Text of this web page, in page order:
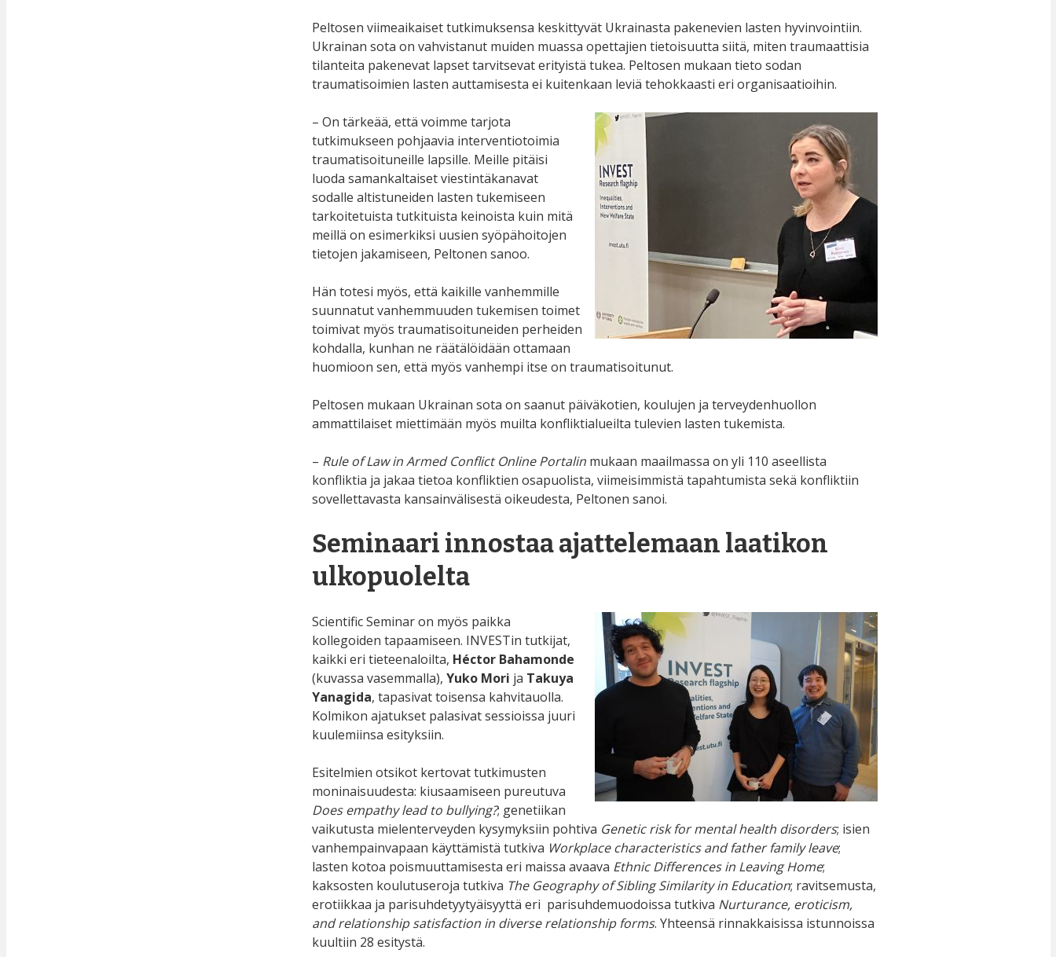
Peltosen viimeaikaiset tutkimuksensa keskittyvät Ukrainasta pakenevien lasten hyvinvointiin.
Ukrainan sota on vahvistanut muiden muassa opettajien tietoisuutta siitä, miten traumaattisia
tilanteita pakenevat lapset tarvitsevat erityistä tukea. Peltosen mukaan tieto sodan
traumatisoimien lasten auttamisesta ei kuitenkaan leviä tehokkaasti eri organisaatioihin.
– On tärkeää, että voimme tarjota
tutkimukseen pohjaavia interventiotoimia
traumatisoituneille lapsille. Meille pitäisi
luoda samankaltaiset viestintäkanavat
sodalle altistuneiden lasten tukemiseen
tarkoitetuista tutkituista keinoista kuin mitä
meillä on esimerkiksi uusien syöpähoitojen
tietojen jakamiseen, Peltonen sanoo.
Hän totesi myös, että kaikille vanhemmille
suunnatut vanhemmuuden tukemisen toimet
toimivat myös traumatisoituneiden perheiden
kohdalla, kunhan ne räätälöidään ottamaan
huomioon sen, että myös vanhempi itse on traumatisoitunut.
Peltosen mukaan Ukrainan sota on saanut päiväkotien, koulujen ja terveydenhuollon
ammattilaiset miettimään myös muilta konfliktialueilta tulevien lasten tukemista.
– Rule of Law in Armed Conflict Online Portalinmukaan maailmassa on yli 110 aseellista
konfliktia ja jakaa tietoa konfliktien osapuolista, viimeisimmistä tapahtumista sekä konfliktiin
sovellettavasta kansainvälisestä oikeudesta, Peltonen sanoi.
Seminaari innostaa ajattelemaan laatikon
ulkopuolelta
Scientific Seminar on myös paikka
kollegoiden tapaamiseen. INVESTin tutkijat,
kaikki eri tieteenaloilta, Héctor Bahamonde
(kuvassa vasemmalla), Yuko Mori ja Takuya
Yanagida, tapasivat toisensa kahvitauolla.
Kolmikon ajatukset palasivat sessioissa juuri
kuulemiinsa esityksiin.
Esitelmien otsikot kertovat tutkimusten
moninaisuudesta: kiusaamiseen pureutuva
Does empathy lead to bullying?; genetiikan
vaikutusta mielenterveyden kysymyksiin pohtiva Genetic risk for mental health disorders; isien
vanhempainvapaan käyttämistä tutkiva Workplace characteristics and father family leave;
lasten kotoa poismuuttamisesta eri maissa avaava Ethnic Differences in Leaving Home;
kaksosten koulutuseroja tutkiva The Geography of Sibling Similarity in Education; ravitsemusta,
erotiikkaa ja parisuhdetyytyäisyyttä eri parisuhdemuodoissa tutkiva Nurturance, eroticism,
and relationship satisfaction in diverse relationship forms. Yhteensä rinnakkaisissa istunnoissa
kuultiin 28 esitystä.